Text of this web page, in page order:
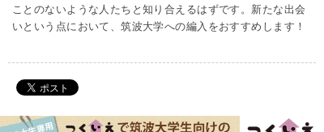
ことのないような人たちと知り合えるはずです。新たな出会
いという点において、筑波大学への編入をおすすめします！